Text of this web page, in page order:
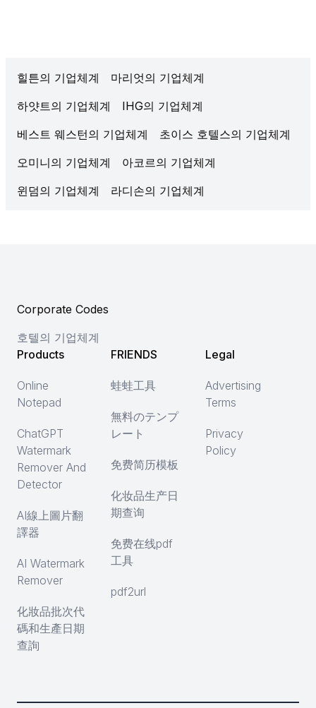
힐튼의 기업체계
마리엇의 기업체계
하얏트의 기업체계
IHG의 기업체계
베스트 웨스턴의 기업체계
초이스 호텔스의 기업체계
오미니의 기업체계
아코르의 기업체계
윈덤의 기업체계
라디손의 기업체계
Corporate Codes
호텔의 기업체계
Products
Online
Notepad
ChatGPT
Watermark
Remover And
Detector
AI線上圖片翻
譯器
AI Watermark
Remover
化妝品批次代
碼和生產日期
查詢
FRIENDS
蛙蛙工具
無料のテンプ
レート
免费简历模板
化妆品生产日
期查询
免费在线pdf
工具
pdf2url
Legal
Advertising
Terms
Privacy
Policy